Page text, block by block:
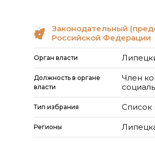
Законодательный
Российской Федерации
Орган власти
Должность в органе
власти
Член
Тип избрания Список
Регионы